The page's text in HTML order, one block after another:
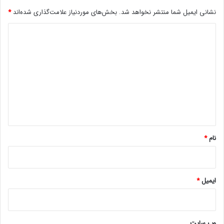
زمین ۲۲ سانتی‌متر اعلام شده است.
نشانی ایمیل شما منتشر نخواهد شد. بخش‌های موردنیاز علامت‌گذاری شده‌اند*
نام*
ایمیل*